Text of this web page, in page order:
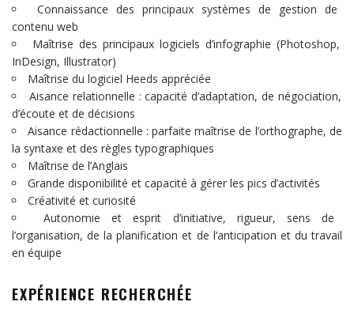
Connaissance des principaux systèmes de gestion de
contenu web
Maîtrise des principaux logiciels d’infographie (Photoshop,
InDesign, Illustrator)
Maîtrise du logiciel Heeds appréciée
Aisance relationnelle : capacité d’adaptation, de négociation,
d’écoute et de décisions
Aisance rédactionnelle : parfaite maîtrise de l’orthographe, de
la syntaxe et des règles typographiques
Maîtrise de l’Anglais
Grande disponibilité et capacité à gérer les pics d’activités
Créativité et curiosité
Autonomie et esprit d’initiative, rigueur, sens de
l’organisation, de la planification et de l’anticipation et du travail
en équipe
EXPÉRIENCE RECHERCHÉE